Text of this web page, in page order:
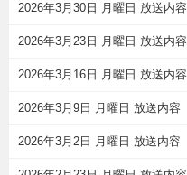
2026年3月30日 月曜日 放送内容
2026年3月23日 月曜日 放送内容
2026年3月16日 月曜日 放送内容
2026年3月9日 月曜日 放送内容
2026年3月2日 月曜日 放送内容